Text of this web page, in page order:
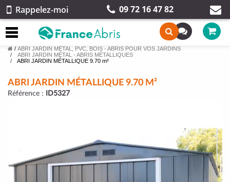
Rappelez-moi 09 72 16 47 82
/ ABRI JARDIN MÉTAL, PVC, BOIS - ABRIS POUR VOS JARDINS
ABRI JARDIN MÉTAL - ABRIS MÉTALLIQUES
ABRI JARDIN MÉTALLIQUE 9.70 m²
ABRI JARDIN MÉTALLIQUE 9.70 M²
Référence : ID5327